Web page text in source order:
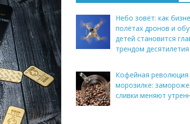
Небо зовёт: как
полётах дронов и
детей становится
трендом десятилетия
Кофейная революция
морозилке:
сливки меняют